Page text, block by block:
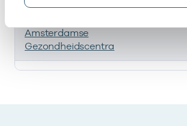
Deze onderneming heeft een relatie
Amsterdamse
Gezondheidscentra